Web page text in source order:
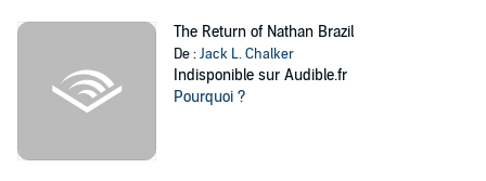
The Return of Nathan Brazil
De :Jack L. Chalker
Indisponible sur Audible.fr
Pourquoi ?